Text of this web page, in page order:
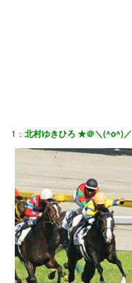
1： 北村ゆきひろ ★＠＼(^o^)／